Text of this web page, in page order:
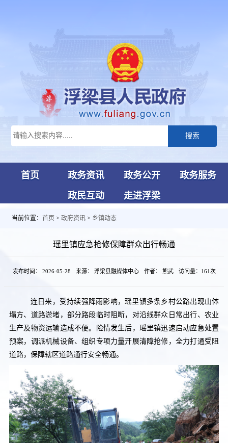
搜索
首页 政务资讯 政务公开
政务服务
政民互动
走进浮梁
当前位置： 首页 > 政府资讯 > 乡镇动态
瑶里镇应急抢修保障群众出行畅通
发布时间： 2026-05-28 来源： 浮梁县融媒体中心 作者： 熊武 访问量： 161次
连日来，受持续强降雨影响，瑶里镇多条乡村公路出现山体
塌方、道路淤堵，部分路段临时阻断，对沿线群众日常出行、农业
生产及物资运输造成不便。险情发生后，瑶里镇迅速启动应急处置
预案，调派机械设备、组织专项力量开展清障抢修，全力打通受阻
道路，保障辖区道路通行安全畅通。